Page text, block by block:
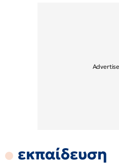
εκπαίδευση